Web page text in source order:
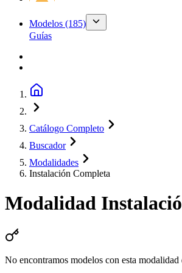
Modelos (185)
Guías
Catálogo Completo
Buscador
Modalidades
Instalación Completa
Modalidad
No encontramos modelos con esta